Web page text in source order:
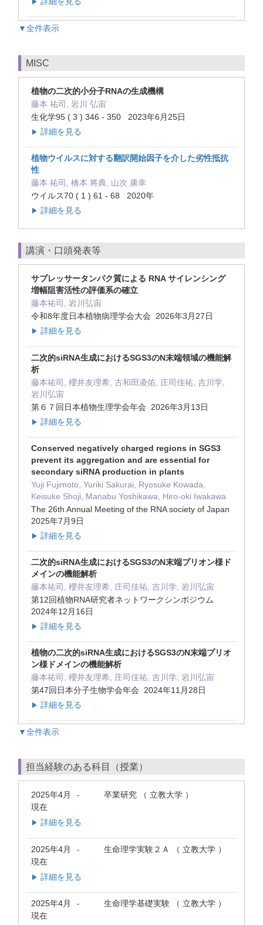
▶
▼全件表示
MISC
植物の二次的小分子RNAの生成機構
藤本 祐司, 岩川 弘宙
生化学95 ( 3 ) 346 - 350 2023年6月25日
▶ 詳細を見る
植物ウイルスに対する翻訳開始因子を介した劣性抵抗
性
藤本 祐司, 橋本 将典, 山次 康幸
ウイルス70 ( 1 ) 61 - 68 2020年
▶ 詳細を見る
講演・口頭発表等
サプレッサータンパク質による RNA サイレンシング
増幅阻害活性の評価系の確立
藤本祐司, 岩川弘宙
令和8年度日本植物病理学会大会 2026年3月27日
▶ 詳細を見る
二次的siRNA生成におけるSGS3のN末端領域の機能解
析
藤本祐司, 櫻井友理希, 古和田凌佑, 庄司佳祐, 吉川学,
岩川弘宙
第６７回日本植物生理学会年会 2026年3月13日
▶ 詳細を見る
Conserved negatively charged regions in SGS3
prevent its aggregation and are essential for
secondary siRNA production in plants
Yuji Fujimoto, Yuriki Sakurai, Ryosuke Kowada,
Keisuke Shoji, Manabu Yoshikawa, Hiro-oki Iwakawa
The 26th Annual Meeting of the RNA society of Japan
2025年7月9日
▶ 詳細を見る
二次的siRNA生成におけるSGS3のN末端プリオン様ド
メインの機能解析
藤本祐司, 櫻井友理希, 庄司佳祐, 吉川学, 岩川弘宙
第12回植物RNA研究者ネットワークシンポジウム
2024年12月16日
▶ 詳細を見る
植物の二次的siRNA生成におけるSGS3のN末端プリオ
ン様ドメインの機能解析
藤本祐司, 櫻井友理希, 庄司佳祐, 吉川学, 岩川弘宙
第47回日本分子生物学会年会 2024年11月28日
▶ 詳細を見る
▼全件表示
担当経験のある科目（授業）
2025年4月 -
現在
卒業研究 （ 立教大学 ）
▶ 詳細を見る
2025年4月 -
現在
生命理学実験２Ａ （ 立教大学 ）
▶ 詳細を見る
2025年4月 -
現在
生命理学基礎実験 （ 立教大学 ）